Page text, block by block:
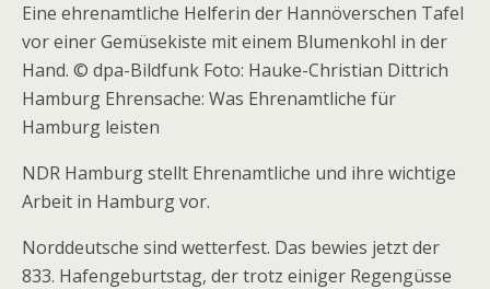
Eine ehrenamtliche Helferin der Hannöverschen Tafel
vor einer Gemüsekiste mit einem Blumenkohl in der
Hand. © dpa-Bildfunk Foto: Hauke-Christian Dittrich
Hamburg Ehrensache: Was Ehrenamtliche für
Hamburg leisten
NDR Hamburg stellt Ehrenamtliche und ihre wichtige
Arbeit in Hamburg vor.
Norddeutsche sind wetterfest. Das bewies jetzt der
833. Hafengeburtstag, der trotz einiger Regengüsse